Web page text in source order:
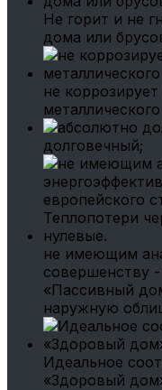
Не горит и не
дома или
не
долговечный;
не имеющим
совершенству
«Пассивный
наружную
Идеальное
«Здоровый